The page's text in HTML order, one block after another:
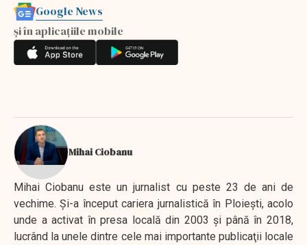
Google News
și în aplicațiile mobile
Mihai Ciobanu
Mihai Ciobanu este un jurnalist cu peste 23 de ani de
vechime. Şi-a început cariera jurnalistică în Ploieşti, acolo
unde a activat în presa locală din 2003 şi până în 2018,
lucrând la unele dintre cele mai importante publicaţii locale